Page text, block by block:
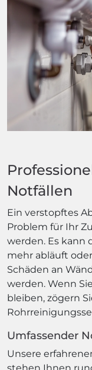
Notfällen
Ein verstopftes
Problem für Ihr
werden. Es kann
mehr abläuft
Schäden an
werden. Wenn
bleiben, zögern
Umfassender
Unsere